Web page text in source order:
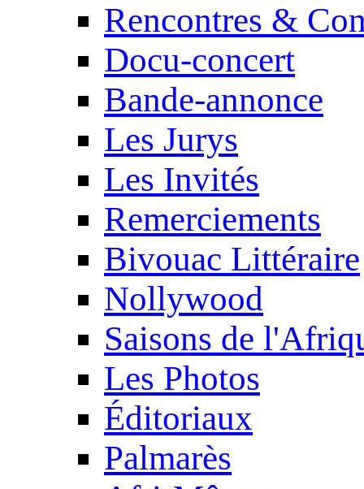
Rencontres &
Docu-concert
Bande-annonce
Les Jurys
Les Invités
Remerciements
Bivouac Littéraire
Nollywood
Saisons de
Les Photos
Éditoriaux
Palmarès